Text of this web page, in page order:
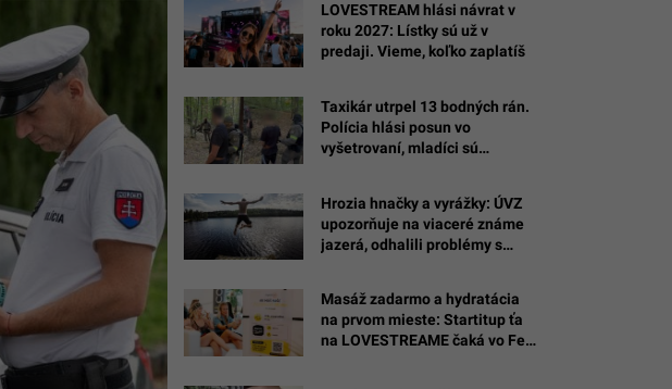
Ilustračná
foto
TASR/Veronika
Mihaliková,
LOVESTREAM hlási návrat v
roku 2027: Lístky sú už v
predaji. Vieme, koľko zaplatíš
Taxikár utrpel 13 bodných rán.
Polícia hlási posun vo
vyšetrovaní, mladíci sú
Hrozia hnačky a vyrážky: ÚVZ
upozorňuje na viaceré známe
jazerá, odhalili problémy s
Masáž zadarmo a hydratácia
na prvom mieste: Startitup ťa
na LOVESTREAME čaká vo Feel